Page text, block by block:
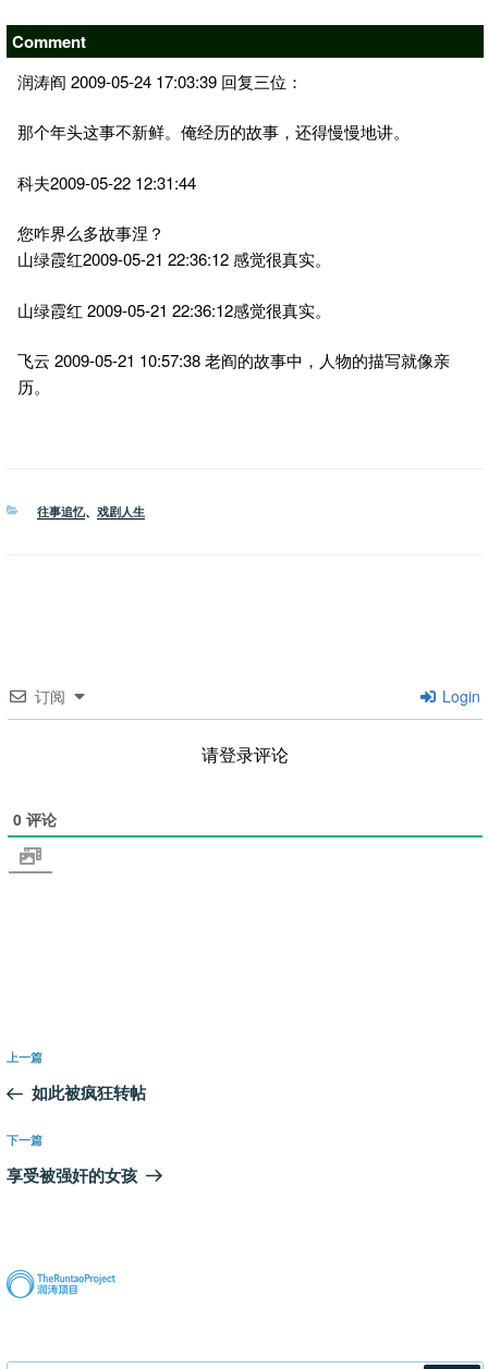
Comment
润涛阎 2009-05-24 17:03:39 回复三位：
那个年头这事不新鲜。俺经历的故事，还得慢慢地讲。
科夫2009-05-22 12:31:44
您咋界么多故事涅？
山绿霞红2009-05-21 22:36:12 感觉很真实。
山绿霞红 2009-05-21 22:36:12感觉很真实。
飞云 2009-05-21 10:57:38 老阎的故事中，人物的描写就像亲
历。
分
往事追忆、 戏剧人生
订阅 Login
请登录评论
0 评论
文
导
航
上
一
文
章
上一篇
如此被疯狂转帖
下
一
下一篇
享受被强奸的女孩